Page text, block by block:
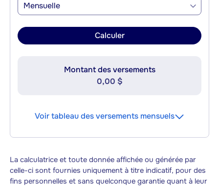
Mensuelle
Calculer
Montant des versements
0,00 $
Voir tableau des versements mensuels
La calculatrice et toute donnée affichée ou générée par
celle-ci sont fournies uniquement à titre indicatif, pour des
fins personnelles et sans quelconque garantie quant à leur